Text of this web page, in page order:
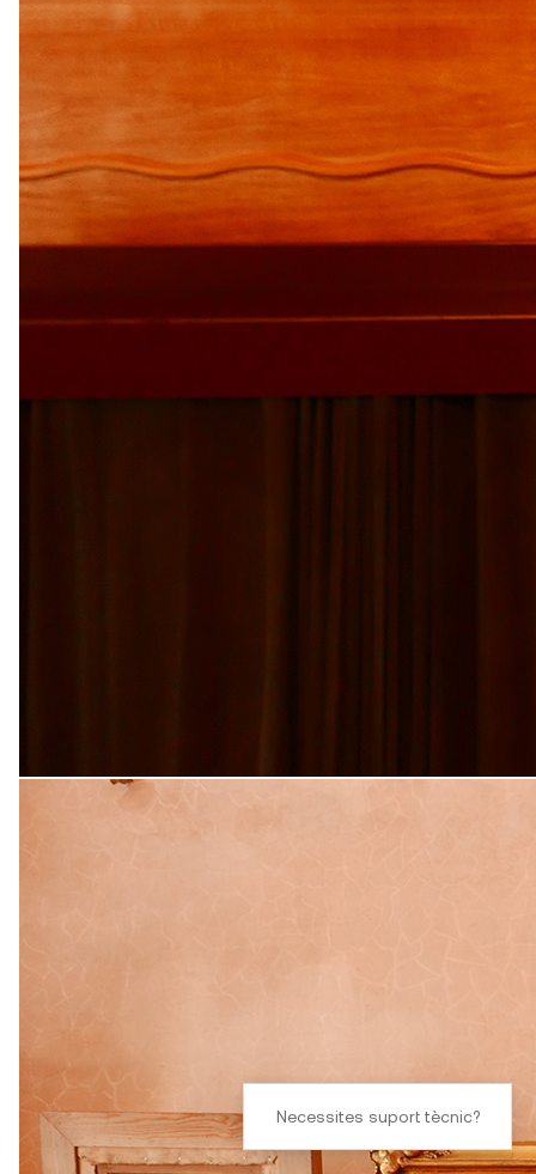
Necessites suport tècnic?